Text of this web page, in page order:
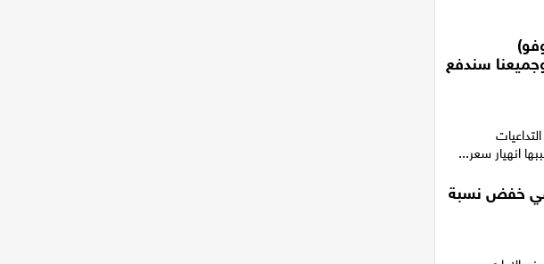
سندفع
انهيار سعر...
في خفض نسبة